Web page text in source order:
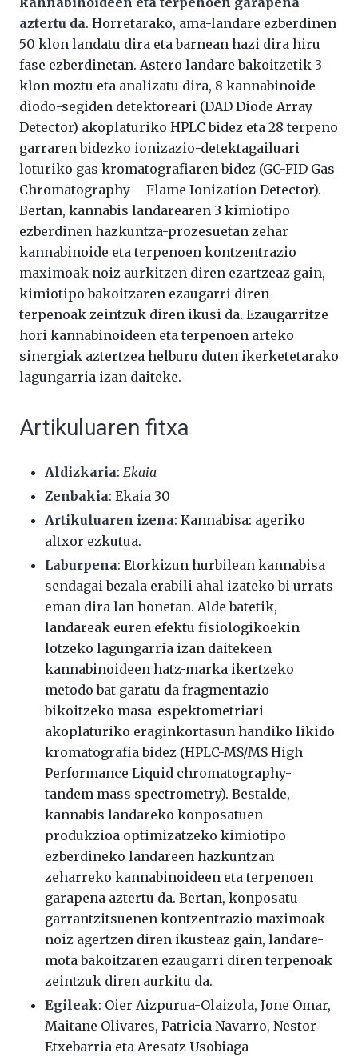
aztertu da. Horretarako, ama-landare ezberdinen
50 klon landatu dira eta barnean hazi dira hiru
fase ezberdinetan. Astero landare bakoitzetik 3
klon moztu eta analizatu dira, 8 kannabinoide
diodo-segiden detektoreari (DAD Diode Array
Detector) akoplaturiko HPLC bidez eta 28 terpeno
garraren bidezko ionizazio-detektagailuari
loturiko gas kromatografiaren bidez (GC-FID Gas
Chromatography – Flame Ionization Detector).
Bertan, kannabis landarearen 3 kimiotipo
ezberdinen hazkuntza-prozesuetan zehar
kannabinoide eta terpenoen kontzentrazio
maximoak noiz aurkitzen diren ezartzeaz gain,
kimiotipo bakoitzaren ezaugarri diren
terpenoak zeintzuk diren ikusi da. Ezaugarritze
hori kannabinoideen eta terpenoen arteko
sinergiak aztertzea helburu duten ikerketetarako
lagungarria izan daiteke.
Artikuluaren fitxa
Aldizkaria: Ekaia
Zenbakia: Ekaia 30
Artikuluaren izena: Kannabisa: ageriko
altxor ezkutua.
Laburpena: Etorkizun hurbilean kannabisa
sendagai bezala erabili ahal izateko bi urrats
eman dira lan honetan. Alde batetik,
landareak euren efektu fisiologikoekin
lotzeko lagungarria izan daitekeen
kannabinoideen hatz-marka ikertzeko
metodo bat garatu da fragmentazio
bikoitzeko masa-espektometriari
akoplaturiko eraginkortasun handiko likido
kromatografia bidez (HPLC-MS/MS High
Performance Liquid chromatography-
tandem mass spectrometry). Bestalde,
kannabis landareko konposatuen
produkzioa optimizatzeko kimiotipo
ezberdineko landareen hazkuntzan
zeharreko kannabinoideen eta terpenoen
garapena aztertu da. Bertan, konposatu
garrantzitsuenen kontzentrazio maximoak
noiz agertzen diren ikusteaz gain, landare-
mota bakoitzaren ezaugarri diren terpenoak
zeintzuk diren aurkitu da.
Egileak: Oier Aizpurua-Olaizola, Jone Omar,
Maitane Olivares, Patricia Navarro, Nestor
Etxebarria eta Aresatz Usobiaga